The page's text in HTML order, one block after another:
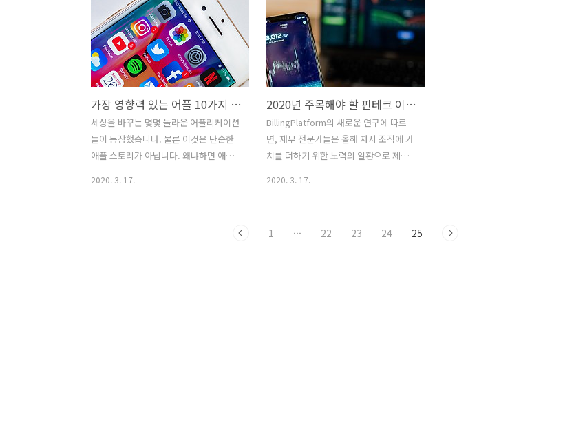
가장 영향력 있는 어플 10가지 순위(상) - 트립잇, 포트나이트, 듀오링고, 에버노트, 포켓몬고
세상을 바꾸는 몇몇 놀라운 어플리케이션
들이 등장했습니다. 물론 이것은 단순한
애플 스토리가 아닙니다. 왜냐하면 애플
2020. 3. 17.
2020년 주목해야 할 핀테크 이슈 5가지를 알아보자
BillingPlatform의 새로운 연구에 따르
면, 재무 전문가들은 올해 자사 조직에 가
치를 더하기 위한 노력의 일환으로 제품
말하는 것과 일치합니다."라고 말했습니
2020. 3. 17.
1 ··· 22 23 24 25